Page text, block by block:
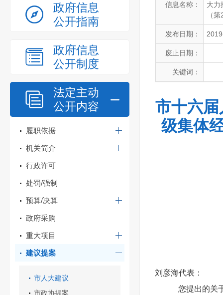
政府信息
公开指南
政府信息
公开制度
法定主动
公开内容
履职依据
机关简介
行政许可
处罚/强制
预算/决算
政府采购
重大项目
建议提案
市人大建议
市政协提案
信息名称：
大力
（
发布日期：
废止日期：
关键词：
市十六
级集体
刘彦海代表：
您提出的关